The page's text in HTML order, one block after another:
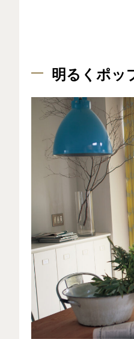
明るくポッ